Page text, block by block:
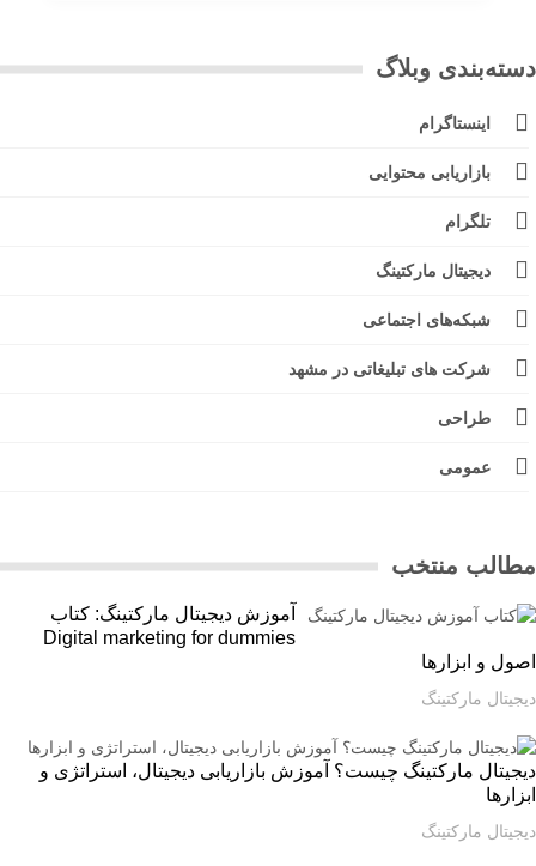
وبلاگ
اینستاگرام
بازاریابی محتوایی
تلگرام
دیجیتال مارکتینگ
شبکه‌های اجتماعی
شرکت های تبلیغاتی در مشهد
طراحی
عمومی
منتخب
آموزش دیجیتال مارکتینگ: کتاب
Digital marketing for dummies
و ابزارها
مارکتینگ
مارکتینگ چیست؟ آموزش بازاریابی دیجیتال، استراتژی و
مارکتینگ